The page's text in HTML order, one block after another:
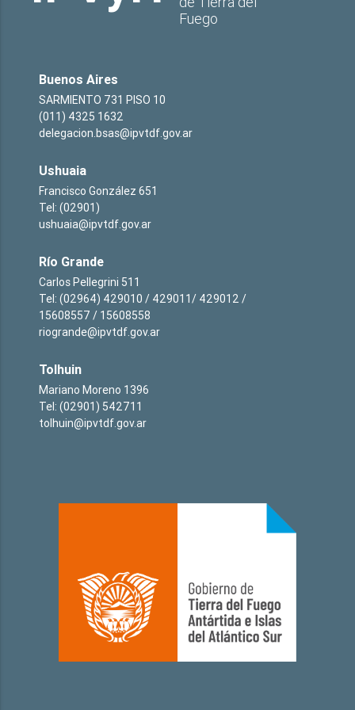
Fuego
Buenos Aires
SARMIENTO 731 PISO 10
(011) 4325 1632
delegacion.bsas@ipvtdf.gov.ar
Ushuaia
Francisco González 651
Tel: (02901)
ushuaia@ipvtdf.gov.ar
Río Grande
Carlos Pellegrini 511
Tel: (02964) 429010 / 429011/ 429012 /
15608557 / 15608558
riogrande@ipvtdf.gov.ar
Tolhuin
Mariano Moreno 1396
Tel: (02901) 542711
tolhuin@ipvtdf.gov.ar